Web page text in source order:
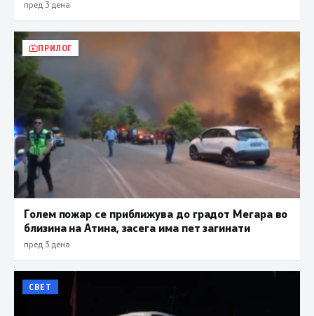
пред 3 дена
ПРИЛОГ
Голем пожар се приближува до градот Мегара во
близина на Атина, засега има пет загинати
пред 3 дена
СВЕТ